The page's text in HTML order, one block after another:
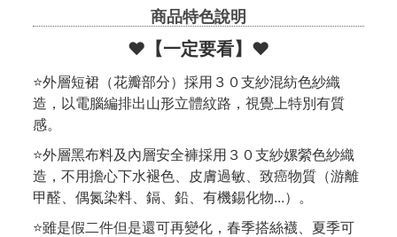
商品特色說明
❤️【一定要看】❤️
⭐外層短裙（花瓣部分）採用３０支紗混紡色紗織
造，以電腦編排出山形立體紋路，視覺上特別有質
感。
⭐外層黑布料及內層安全褲採用３０支紗嫘縈色紗織
造，不用擔心下水褪色、皮膚過敏、致癌物質（游離
甲醛、偶氮染料、鎘、鉛、有機錫化物...）。
⭐雖是假二件但是還可再變化，春季搭絲襪、夏季可